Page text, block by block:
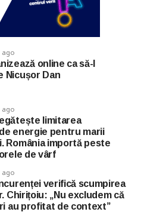
ago
online ca să-l
Nicușor Dan
ago
limitarea
energie pentru marii
România importă peste
de vârf
ago
verifică scumpirea
Chirițoiu: „Nu excludem că
au profitat de context”